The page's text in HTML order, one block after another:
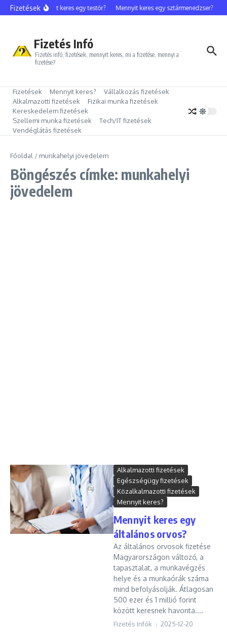
Ugrás a tartalomhoz
FizetésekMennyit keres egy testőr? Mennyit keres egy sztármenedzser?
Fizetés Infó
Fizetés infó, fizetések, mennyit keres, mi a fizetése, mennyi a
fizetése?
Fizetések Mennyit keres?
Vállalkozás fizetések
Alkalmazotti fizetések
Fizikai munka fizetések
Kereskedelem fizetések
Szellemi munka fizetések
Tech/IT fizetések
Vendéglátás fizetések
Főoldal / munkahelyi jövedelem
Böngészés címke: munkahelyi
jövedelem
Alkalmazotti fizetések
Egészségügy fizetések
Közalkalmazotti fizetések
Mennyit keres?
Mennyit keres egy
általános orvos?
Az általános orvosok fizetése
Magyarországon változó, a
tapasztalat, a munkavégzés
helye és a munkaórák száma
mind befolyásolják. Átlagosan
500 ezer és 1 millió forint
között keresnek havonta....
Fizetés Infók 2025-12-20